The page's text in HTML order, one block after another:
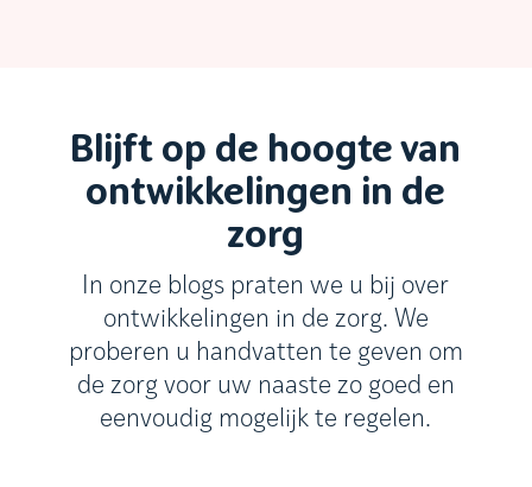
Blijft op de hoogte van
ontwikkelingen in de
zorg
In onze blogs praten we u bij over
ontwikkelingen in de zorg. We
proberen u handvatten te geven om
de zorg voor uw naaste zo goed en
eenvoudig mogelijk te regelen.